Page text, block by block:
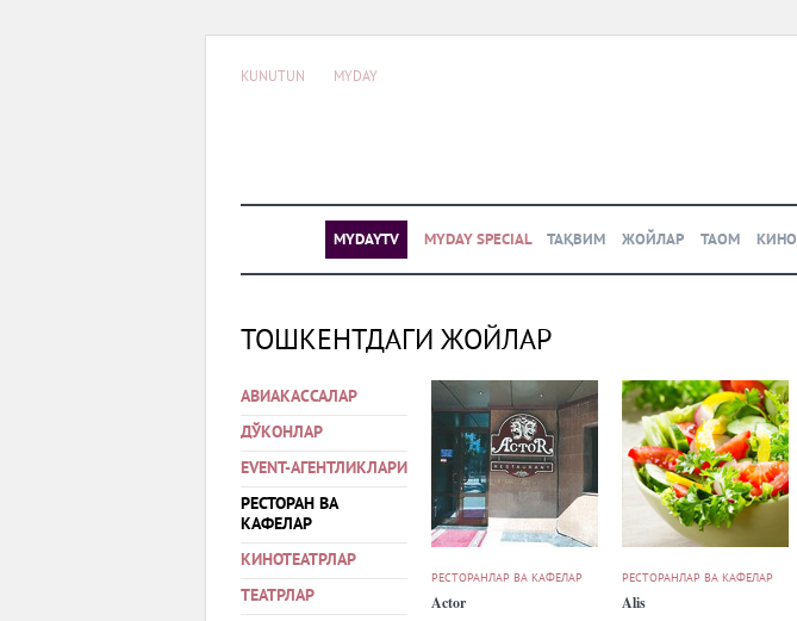
KUNUTUN MYDAY
MYDAYTV MYDAY SPECIAL ТАҚВИМ ЖОЙЛАР ТАОМ КИНО
ТОШКЕНТДАГИ ЖОЙЛАР
АВИАКАССАЛАР
ДЎКОНЛАР
EVENT-АГЕНТЛИКЛАРИ
РЕСТОРАН ВА
КАФЕЛАР
КИНОТЕАТРЛАР
ТЕАТРЛАР
РЕСТОРАНЛАР ВА КАФЕЛАР
Actor
РЕСТОРАНЛАР ВА КАФЕЛАР
Alis